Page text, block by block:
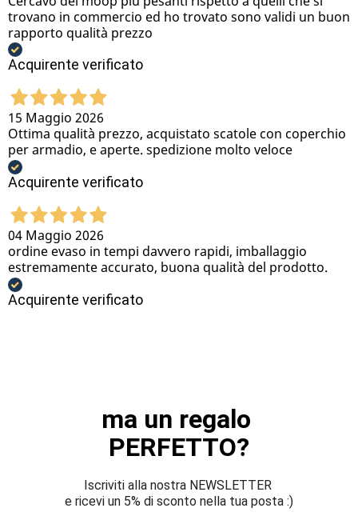
trovano in commercio ed ho trovato sono validi un buon
rapporto qualità prezzo
Acquirente verificato
15 Maggio 2026
Ottima qualità prezzo, acquistato scatole con coperchio
per armadio, e aperte. spedizione molto veloce
Acquirente verificato
04 Maggio 2026
ordine evaso in tempi davvero rapidi, imballaggio
estremamente accurato, buona qualità del prodotto.
Acquirente verificato
ma un regalo
PERFETTO?
Iscriviti alla nostra NEWSLETTER
e ricevi un 5% di sconto nella tua posta :)